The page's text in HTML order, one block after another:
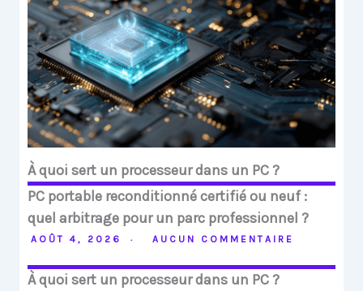
À quoi sert un processeur dans un PC ?
PC portable reconditionné certifié ou neuf :
quel arbitrage pour un parc professionnel ?
AOÛT 4, 2026 AUCUN COMMENTAIRE
À quoi sert un processeur dans un PC ?